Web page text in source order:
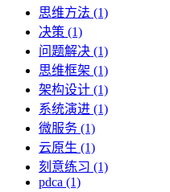
思维方法 (1)
决策 (1)
问题解决 (1)
思维框架 (1)
架构设计 (1)
系统演进 (1)
微服务 (1)
云原生 (1)
刻意练习 (1)
pdca (1)